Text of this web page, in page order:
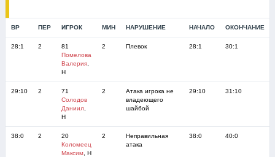
ВР ПЕР ИГРОК МИН НАРУШЕНИЕ НАЧАЛО ОКОНЧАНИЕ
28:1 2
81
Помелова
Валерия,
Н
2 Плевок 28:1 30:1
29:10 2
71
Солодов
Даниил,
Н
2
Атака игрока не
владеющего
шайбой
29:10 31:10
38:0 2
20
Коломеец
Максим, Н
2
Неправильная
атака
38:0 40:0